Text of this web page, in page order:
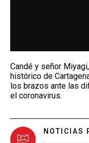
Candé y señor
histórico de
los brazos ante las
el coronavirus.
NOTICIAS